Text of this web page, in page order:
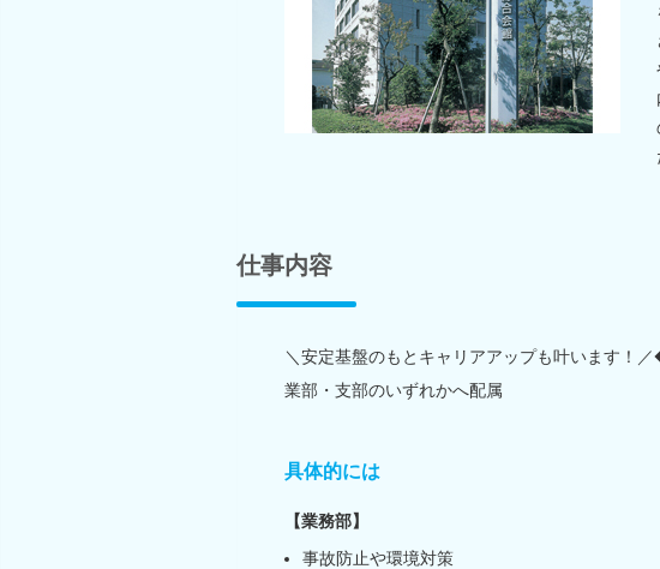
仕事内容
＼安定基盤のもとキャリアアップも叶います！
業部・支部のいずれかへ配属
具体的には
【業務部】
事故防止や環境対策